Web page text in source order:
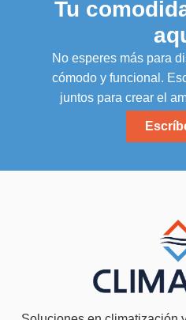
Tu
No esperes más para
cómodo y funcional.
juntos para crear el